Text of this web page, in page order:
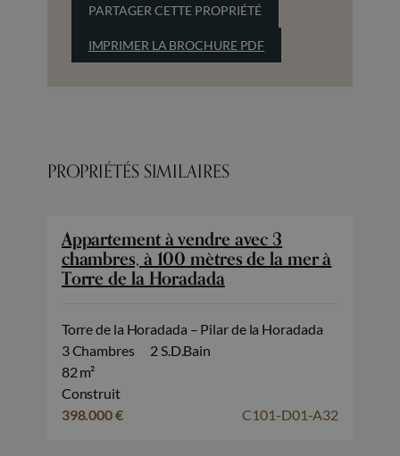
PARTAGER CETTE PROPRIÉTÉ
IMPRIMER LA BROCHURE PDF
PROPRIÉTÉS SIMILAIRES
Appartement à vendre avec 3
chambres, à 100 mètres de la mer à
Torre de la Horadada
Torre de la Horadada – Pilar de la Horadada
3 Chambres
2 S.D.Bain
82 m²
Construit
398.000 €
C101-D01-A32